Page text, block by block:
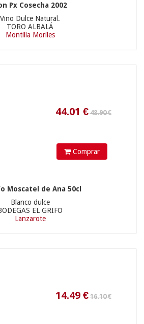
Px Cosecha 2002
Vino Dulce Natural.
TORO ALBALÁ
Montilla Moriles
Comprar
Moscatel de Ana 50cl
Blanco dulce
EL GRIFO
Lanzarote
10.62€